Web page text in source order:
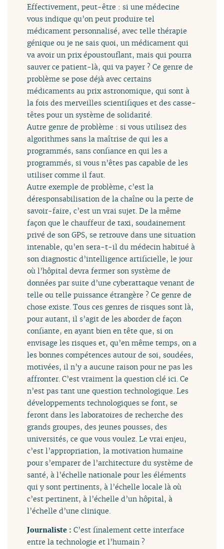
Effectivement, peut-être : si une médecine
vous indique qu’on peut produire tel
médicament personnalisé, avec telle thérapie
génique ou je ne sais quoi, un médicament qui
va avoir un prix époustouflant, mais qui pourra
sauver ce patient-là, qui va payer ? Ce genre de
problème se pose déjà avec certains
médicaments au prix astronomique, qui sont à
la fois des merveilles scientifiques et des casse-
têtes pour un système de solidarité.
Autre genre de problème : si vous utilisez des
algorithmes sans la maîtrise de qui les a
programmés, sans confiance en qui les a
programmés, si vous n’êtes pas capable de les
utiliser comme il faut.
Autre exemple de problème, c’est la
déresponsabilisation de la chaîne ou la perte de
savoir-faire, c’est un vrai sujet. De la même
façon que le chauffeur de taxi, soudainement
privé de son GPS, se retrouve dans une situation
intenable, qu’en sera-t-il du médecin habitué à
son diagnostic d’intelligence artificielle, le jour
où l’hôpital devra fermer son système de
données par suite d’une cyberattaque venant de
telle ou telle puissance étrangère ? Ce genre de
chose existe. Tous ces genres de risques sont là,
pour autant, il s’agit de les aborder de façon
confiante, en ayant bien en tête que, si on
envisage les risques et, qu’en même temps, on a
les bonnes compétences autour de soi, soudées,
motivées, il n’y a aucune raison pour ne pas les
affronter. C’est vraiment la question clé ici. Ce
n’est pas tant une question technologique. Les
développements technologiques se font, se
feront dans les laboratoires de recherche des
grands groupes, des jeunes pousses, des
universités, ce que vous voulez. Le vrai enjeu,
c’est l’appropriation, la motivation humaine
pour s’emparer de l’architecture du système de
santé, à l’échelle nationale pour les éléments
qui y sont pertinents, à l’échelle locale là où
c’est pertinent, à l’échelle d’un hôpital, à
l’échelle d’une clinique.
Journaliste :C’est finalement cette interface
entre la technologie et l’humain ?